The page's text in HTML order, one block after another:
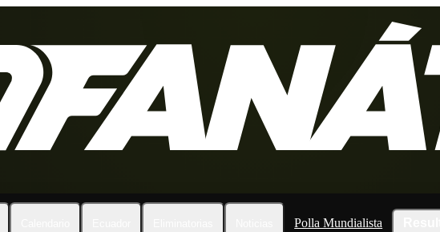
Polla Mundialista